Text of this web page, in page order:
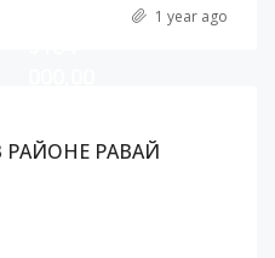
1 year ago
РАВАЙ